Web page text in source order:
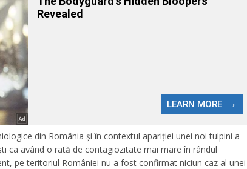
din România și în contextul apariției unei noi tulpini a
ca având o rată de contagiozitate mai mare în rândul
pe teritoriul României nu a fost confirmat niciun caz al unei